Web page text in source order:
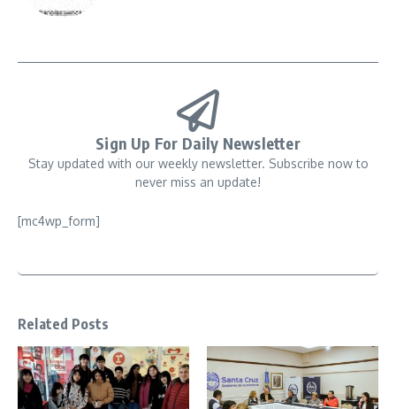
Sign Up For Daily Newsletter
Stay updated with our weekly newsletter. Subscribe now to
never miss an update!
[mc4wp_form]
Related Posts